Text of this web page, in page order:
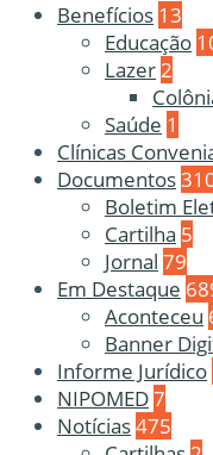
Benefícios 13
Educação
Lazer2
Saúde 1
Clínicas
Documentos
Boletim
Cartilha 5
Jornal 79
Em Destaque
Aconteceu
Banner
Informe Jurídico
NIPOMED7
Notícias475